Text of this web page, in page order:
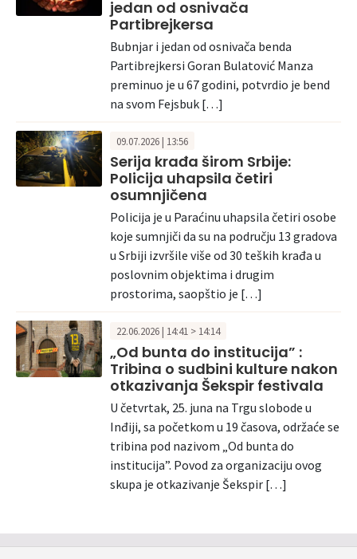
jedan od osnivača
Partibrejkersa
Bubnjar i jedan od osnivača benda
Partibrejkersi Goran Bulatović Manza
preminuo je u 67 godini, potvrdio je bend
na svom Fejsbuk […]
09.07.2026 | 13:56
Serija krađa širom Srbije:
Policija uhapsila četiri
osumnjičena
Policija je u Paraćinu uhapsila četiri osobe
koje sumnjiči da su na području 13 gradova
u Srbiji izvršile više od 30 teških krađa u
poslovnim objektima i drugim
prostorima, saopštio je […]
22.06.2026 | 14:41 > 14:14
„Od bunta do institucija” :
Tribina o sudbini kulture nakon
otkazivanja Šekspir festivala
U četvrtak, 25. juna na Trgu slobode u
Inđiji, sa početkom u 19 časova, održaće se
tribina pod nazivom „Od bunta do
institucija”. Povod za organizaciju ovog
skupa je otkazivanje Šekspir […]